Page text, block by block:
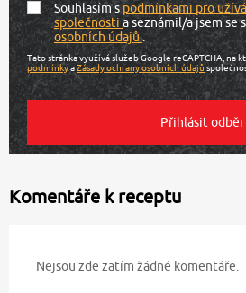
Souhlasím spodmínkami pro
společnostia seznámil/a jsem se
osobních údajů.
Tato stránka využívá služeb Google reCAPTCHA, na
podmínkyaZásady ochrany osobních údajů
Komentáře k receptu
Nejsou zde zatím žádné komentáře.